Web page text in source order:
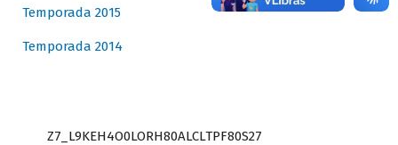
Temporada 2015
Temporada 2014
Z7_L9KEH4O0LORH80ALCLTPF80S27